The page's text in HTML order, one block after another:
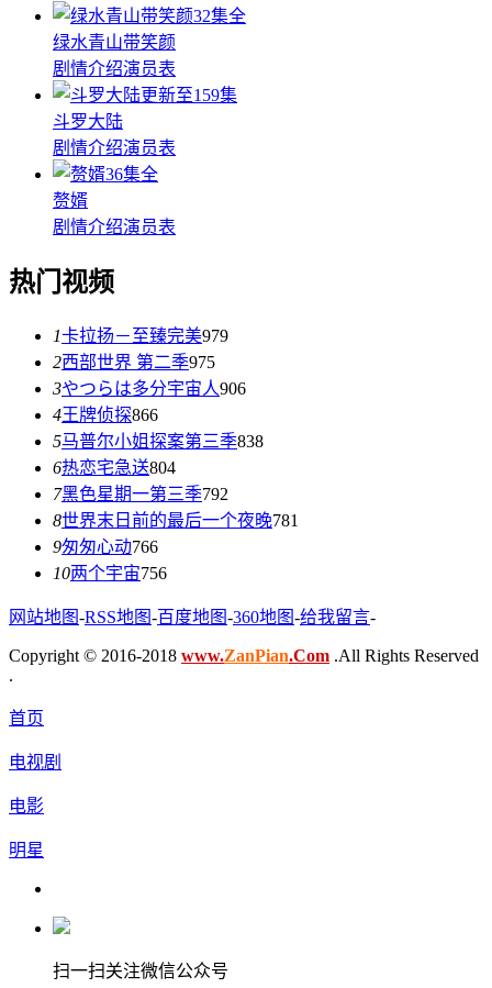
32集全
绿水青山带笑颜
剧情介绍演员表
更新至159集
斗罗大陆
剧情介绍演员表
36集全
赘婿
剧情介绍演员表
热门视频
1卡拉扬－至臻完美979
2西部世界 第二季975
3やつらは多分宇宙人906
4王牌侦探866
5马普尔小姐探案第三季838
6热恋宅急送804
7黑色星期一第三季792
8世界末日前的最后一个夜晚781
9匆匆心动766
10两个宇宙756
网站地图-RSS地图-百度地图-360地图-给我留言-
Copyright © 2016-2018 www.ZanPian.Com .All Rights Reserved
.
首页
电视剧
电影
明星
扫一扫关注微信公众号